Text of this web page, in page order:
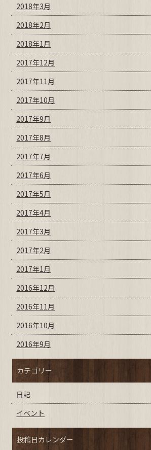
2018年3月
2018年2月
2018年1月
2017年12月
2017年11月
2017年10月
2017年9月
2017年8月
2017年7月
2017年6月
2017年5月
2017年4月
2017年3月
2017年2月
2017年1月
2016年12月
2016年11月
2016年10月
2016年9月
カテゴリー
日記
イベント
投稿日カレンダー